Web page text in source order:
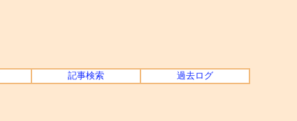
記事検索 過去ログ